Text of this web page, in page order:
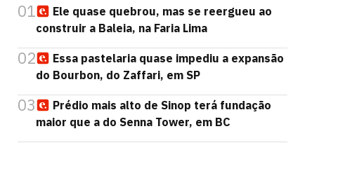
01
Ele quase quebrou, mas se reergueu ao
construir a Baleia, na Faria Lima
02
Essa pastelaria quase impediu a expansão
do Bourbon, do Zaffari, em SP
03
Prédio mais alto de Sinop terá fundação
maior que a do Senna Tower, em BC